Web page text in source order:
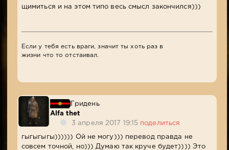
щимиться и на этом типо весь смысл закончился)))
Если у тебя есть враги, значит ты хоть раз в
жизни что то отстаивал.
Гридень
Alfa thet
3 апреля 2017 19:15 поделиться
гыгыгыгы)))))) Ой не могу))) перевод правда не
совсем точной, но))) Думаю так круче будет)))) Это